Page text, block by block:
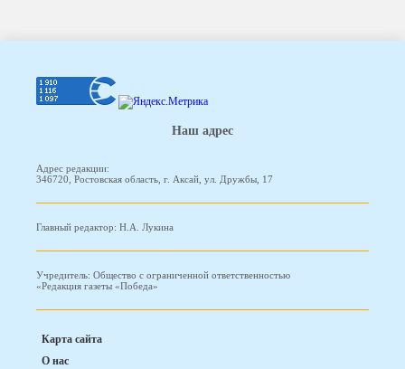
Наш адрес
Адрес редакции:
346720, Ростовская область, г. Аксай, ул. Дружбы, 17
Главный редактор: Н.А. Лукина
Учредитель: Общество с ограниченной ответственностью
«Редакция газеты «Победа»
Карта сайта
О нас